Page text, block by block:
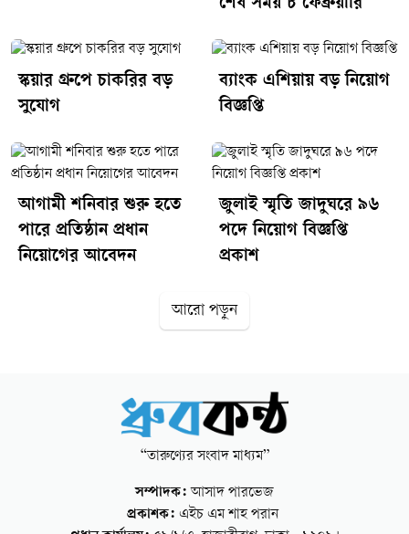
শেষ সময় ৮ ফেব্রুয়ারি
স্কয়ার গ্রুপে চাকরির বড়
সুযোগ
ব্যাংক এশিয়ায় বড় নিয়োগ
বিজ্ঞপ্তি
আগামী শনিবার শুরু হতে
পারে প্রতিষ্ঠান প্রধান
নিয়োগের আবেদন
জুলাই স্মৃতি জাদুঘরে ৯৬
পদে নিয়োগ বিজ্ঞপ্তি
প্রকাশ
আরো পড়ুন
“তারুণ্যের সংবাদ মাধ্যম”
সম্পাদক:আসাদ পারভেজ
প্রকাশক: এইচ এম শাহ পরান